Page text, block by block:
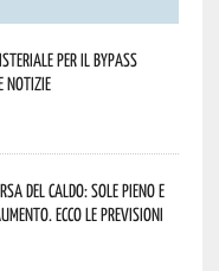
per il Bypass
notizie
del caldo: sole pieno e
Ecco le previsioni